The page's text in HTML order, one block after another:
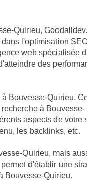
Quirieu,
l'optimisation
web spécialisée
des
Bouvesse-Quirieu.
à Bouvesse-
aspects de votre
les backlinks, etc.
Quirieu, mais
d'établir une
Bouvesse-Quirieu.